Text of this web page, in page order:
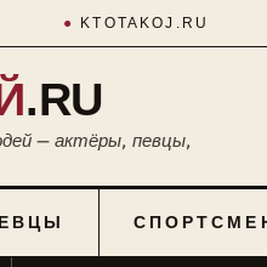
● KTOTAKOJ.RU
.RU
— актёры, певцы,